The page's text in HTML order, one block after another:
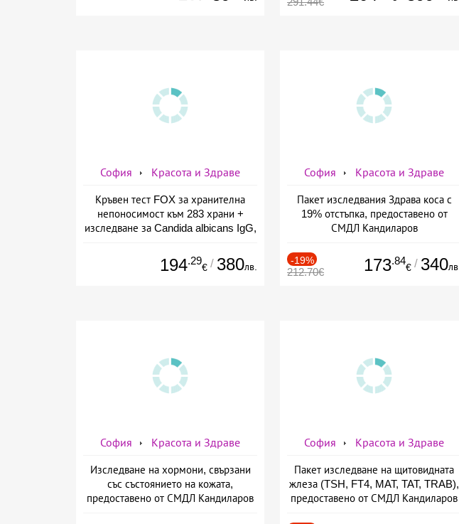
София Красота и Здраве
Кръвен тест FOX за хранителна
непоносимост към 283 храни +
изследване за Candida albicans IgG,
194.29
€ / 380лв.
София Красота и Здраве
Пакет изследвания Здрава коса с
19% отстъпка, предоставено от
СМДЛ Кандиларов
-19%
212.70€ 173.84
€ / 340лв.
София Красота и Здраве
Изследване на хормони, свързани
със състоянието на кожата,
предоставено от СМДЛ Кандиларов
София Красота и Здраве
Пакет изследване на щитовидната
жлеза (TSH, FT4, MAT, TAT, TRAB),
предоставено от СМДЛ Кандиларов